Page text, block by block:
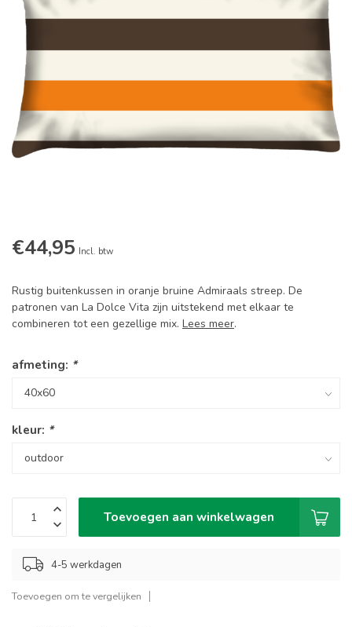
€44,95 Incl. btw
Rustig buitenkussen in oranje bruine Admiraals streep. De
patronen van La Dolce Vita zijn uitstekend met elkaar te
combineren tot een gezellige mix. Lees meer.
afmeting: *
kleur: *
Toevoegen aan winkelwagen
4-5 werkdagen
Toevoegen om te vergelijken